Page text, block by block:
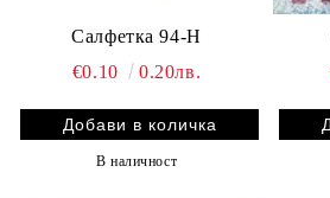
Салфетка 94-Н
€0.10
0.20лв.
В наличност